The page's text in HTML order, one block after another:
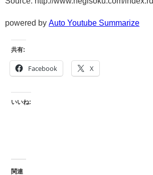
powered by Auto Youtube Summarize
共有:
Facebook X
いいね:
関連